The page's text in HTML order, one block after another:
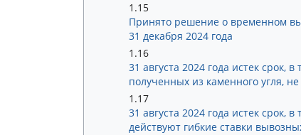
1.15
Принято решение о временном
31 декабря 2024 года
1.16
31 августа 2024 года истек срок,
полученных из каменного угля,
1.17
31 августа 2024 года истек срок,
действуют гибкие ставки